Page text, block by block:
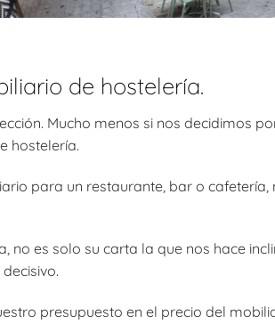
de hostelería.
Mucho menos si nos decidimos
hostelería.
para un restaurante, bar o cafetería,
no es solo su carta la que nos hace
presupuesto en el precio del